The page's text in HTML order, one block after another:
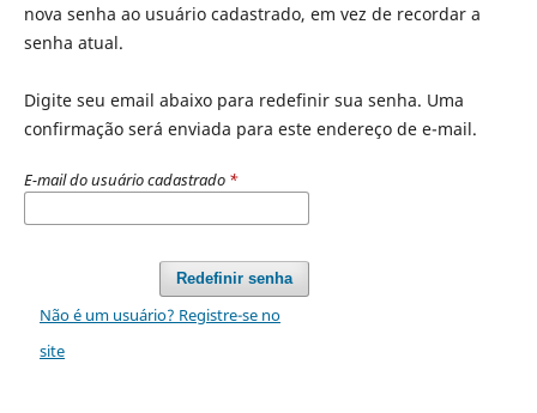
nova senha ao usuário cadastrado, em vez de recordar a
senha atual.
Digite seu email abaixo para redefinir sua senha. Uma
confirmação será enviada para este endereço de e-mail.
E-mail do usuário cadastrado *
Redefinir senha
Não é um usuário? Registre-se no
site